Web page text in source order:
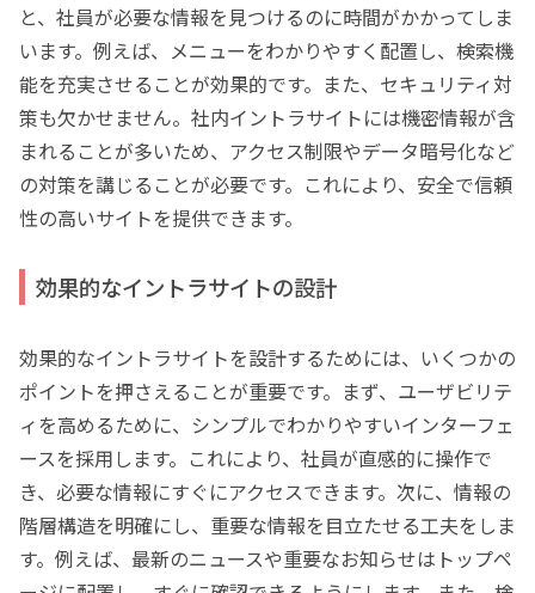
と、社員が必要な情報を見つけるのに時間がかかってしま
います。例えば、メニューをわかりやすく配置し、検索機
能を充実させることが効果的です。また、セキュリティ対
策も欠かせません。社内イントラサイトには機密情報が含
まれることが多いため、アクセス制限やデータ暗号化など
の対策を講じることが必要です。これにより、安全で信頼
性の高いサイトを提供できます。
効果的なイントラサイトの設計
効果的なイントラサイトを設計するためには、いくつかの
ポイントを押さえることが重要です。まず、ユーザビリテ
ィを高めるために、シンプルでわかりやすいインターフェ
ースを採用します。これにより、社員が直感的に操作で
き、必要な情報にすぐにアクセスできます。次に、情報の
階層構造を明確にし、重要な情報を目立たせる工夫をしま
す。例えば、最新のニュースや重要なお知らせはトップペ